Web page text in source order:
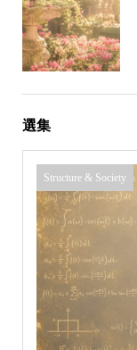
選集
Structure & Society